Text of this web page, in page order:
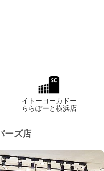
イトーヨーカドー
ららぽーと横浜店
ーズ店